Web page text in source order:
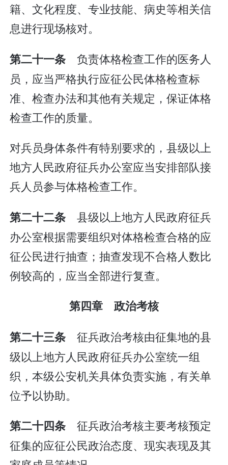
籍、文化程度、专业技能、病史等相关信
息进行现场核对。
第二十一条 负责体格检查工作的医务人
员，应当严格执行应征公民体格检查标
准、检查办法和其他有关规定，保证体格
检查工作的质量。
对兵员身体条件有特别要求的，县级以上
地方人民政府征兵办公室应当安排部队接
兵人员参与体格检查工作。
第二十二条 县级以上地方人民政府征兵
办公室根据需要组织对体格检查合格的应
征公民进行抽查；抽查发现不合格人数比
例较高的，应当全部进行复查。
第四章 政治考核
第二十三条 征兵政治考核由征集地的县
级以上地方人民政府征兵办公室统一组
织，本级公安机关具体负责实施，有关单
位予以协助。
第二十四条 征兵政治考核主要考核预定
征集的应征公民政治态度、现实表现及其